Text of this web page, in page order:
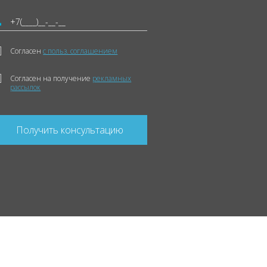
Согласенс польз. соглашением
Согласен на получение рекламных
рассылок
Получить консультацию